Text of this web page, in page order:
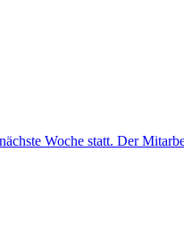
Woche statt. Der